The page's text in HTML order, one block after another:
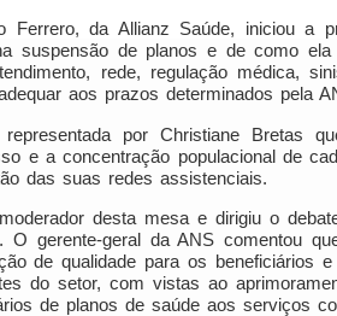
Ferrero, da Allianz Saúde, iniciou a
suspensão de planos e de como
rede, regulação médica,
aos prazos determinados pela
por Christiane Bretas
e a concentração populacional de
das suas redes assistenciais.
desta mesa e dirigiu o
O gerente-geral da ANS comentou
de qualidade para os beneficiários
do setor, com vistas ao
de planos de saúde aos serviços